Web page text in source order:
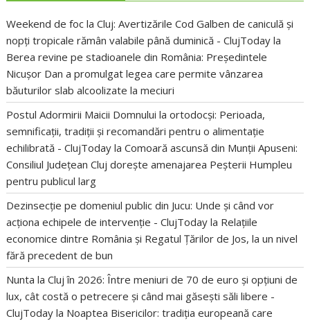
Weekend de foc la Cluj: Avertizările Cod Galben de caniculă și
nopți tropicale rămân valabile până duminică - ClujToday la
Berea revine pe stadioanele din România: Președintele
Nicușor Dan a promulgat legea care permite vânzarea
băuturilor slab alcoolizate la meciuri
Postul Adormirii Maicii Domnului la ortodocși: Perioada,
semnificații, tradiții și recomandări pentru o alimentație
echilibrată - ClujToday laComoară ascunsă din Munții Apuseni:
Consiliul Județean Cluj dorește amenajarea Peșterii Humpleu
pentru publicul larg
Dezinsecție pe domeniul public din Jucu: Unde și când vor
acționa echipele de intervenție - ClujToday la Relațiile
economice dintre România și Regatul Țărilor de Jos, la un nivel
fără precedent de bun
Nunta la Cluj în 2026: Între meniuri de 70 de euro și opțiuni de
lux, cât costă o petrecere și când mai găsești săli libere -
ClujToday la Noaptea Bisericilor: tradiția europeană care